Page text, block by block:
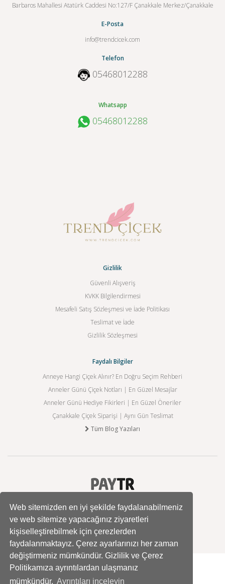
Web sitemizden en iyi şekilde faydalanabilmeniz
ve web sitemize yapacağınız ziyaretleri
kişiselleştirebilmek için çerezlerden
faydalanmaktayız. Çerez ayarlarınızı her zaman
değiştirmeniz mümkündür. Gizlilik ve Çerez
Politikamıza ayrıntılardan ulaşmanız
mümkündür. Ayrıntıları inceleyin
Barbaros Mahallesi Atatürk Caddesi No:127/F Çanakkale Merkez/Çanakkale
E-Posta
info@trendcicek.com
Telefon
05468012288
Whatsapp
05468012288
Gizlilik
Güvenli Alışveriş
KVKK Bilgilendirmesi
Mesafeli Satış Sözleşmesi ve İade Politikası
Teslimat ve İade
Gizlilik Sözleşmesi
Faydalı Bilgiler
Anneye Hangi Çiçek Alınır? En Doğru Seçim Rehberi
Anneler Günü Çiçek Notları | En Güzel Mesajlar
Anneler Günü Hediye Fikirleri | En Güzel Öneriler
Çanakkale Çiçek Siparişi | Aynı Gün Teslimat
Tüm Blog Yazıları